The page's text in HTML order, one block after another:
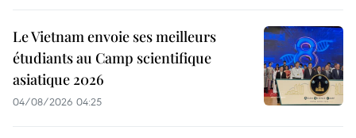
Le Vietnam envoie ses meilleurs
étudiants au Camp scientifique
asiatique 2026
04/08/2026 04:25